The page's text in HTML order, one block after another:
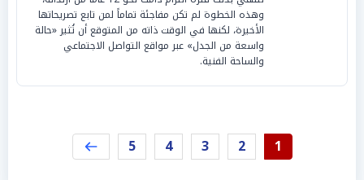
وهذه الخطوة لم تكن مفاجئة تماماً لمن تابع تصريحاتها
الأخيرة، لكنها في الوقت ذاته من المتوقع أن تُثير «حالة
واسعة من الجدل» عبر مواقع التواصل الاجتماعي
والساحة الفنية.
1
2
3
4
5